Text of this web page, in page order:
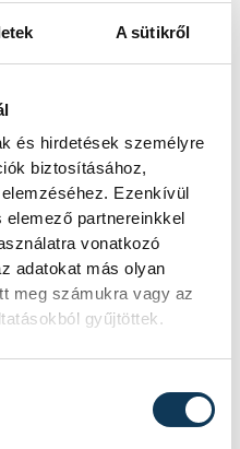
A sütikről
és hirdetések személyre
biztosításához,
Ezenkívül
partnereinkkel
vonatkozó
adatokat más olyan
meg számukra vagy az
gyűjtöttek.
FOTÓS
Szalai
Csaba